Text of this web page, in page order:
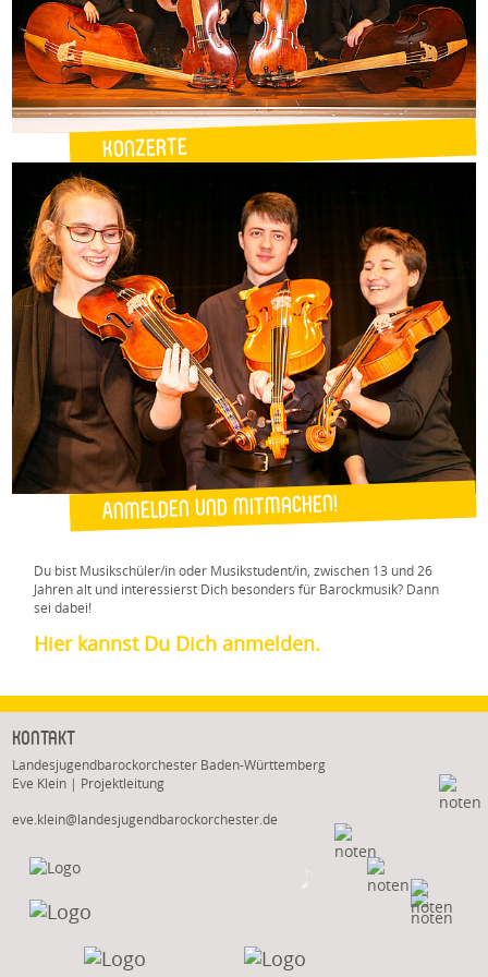
Konzerte
Anmelden und mitmachen!
Du bist Musikschüler/in oder Musikstudent/in, zwischen 13 und 26
Jahren alt und interessierst Dich besonders für Barockmusik? Dann
sei dabei!
Hier kannst Du Dich anmelden.
Kontakt
Landesjugendbarockorchester Baden-Württemberg
Eve Klein | Projektleitung
eve.klein@landesjugendbarockorchester.de